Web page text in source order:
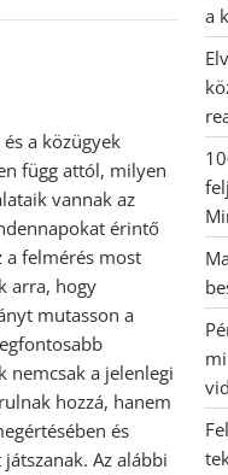
a közügyek
függ attól, milyen
vannak az
érintő
a felmérés most
arra, hogy
mutasson a
nemcsak a jelenlegi
hozzá, hanem
és
Az alábbi
a